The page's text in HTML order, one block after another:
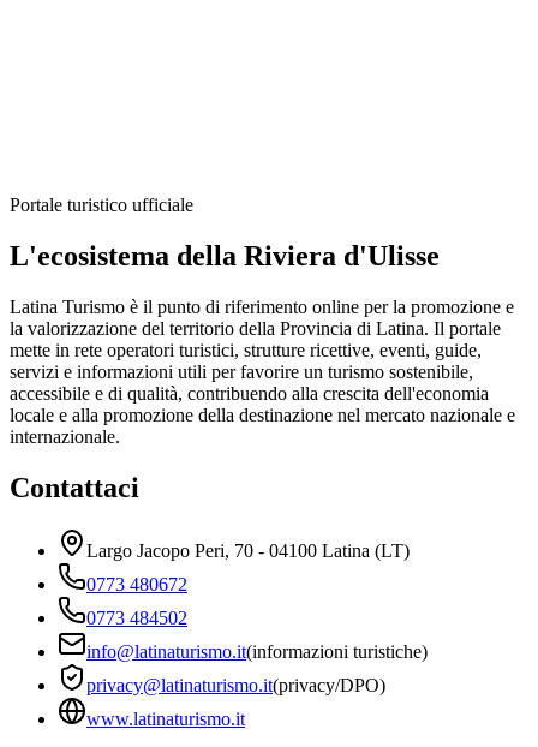
Portale turistico ufficiale
L'ecosistema della Riviera d'Ulisse
Latina Turismo è il punto di riferimento online per la promozione e
la valorizzazione del territorio della Provincia di Latina. Il portale
mette in rete operatori turistici, strutture ricettive, eventi, guide,
servizi e informazioni utili per favorire un turismo sostenibile,
accessibile e di qualità, contribuendo alla crescita dell'economia
locale e alla promozione della destinazione nel mercato nazionale e
internazionale.
Contattaci
Largo Jacopo Peri, 70 - 04100 Latina (LT)
0773 480672
0773 484502
info@latinaturismo.it(informazioni turistiche)
privacy@latinaturismo.it(privacy/DPO)
www.latinaturismo.it